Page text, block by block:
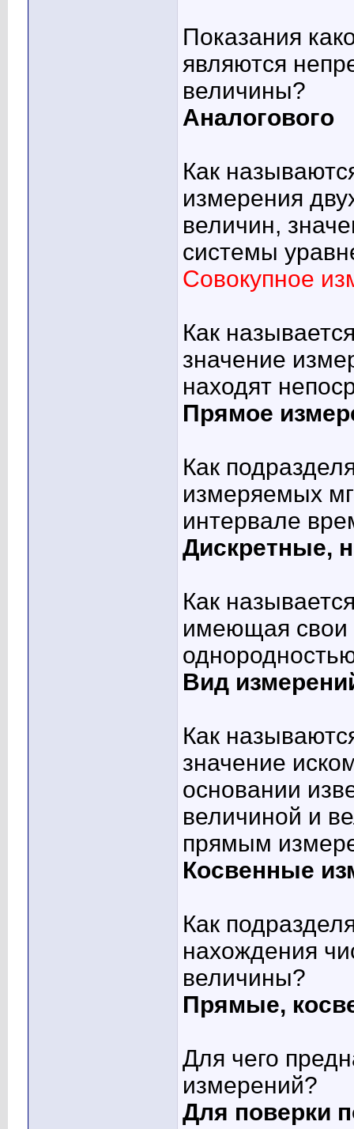
Показания
являются
величины?
Аналогового
Как
измерения
величин,
системы
Совокупное
Как
значение
находят
Прямое
Как
измеряемых
интервале
Дискретные,
Как
имеющая свои
Вид
Как
значение
основании
величиной и
прямым
Косвенные
Как
нахождения
величины?
Прямые,
Для чего
измерений?
Для поверки